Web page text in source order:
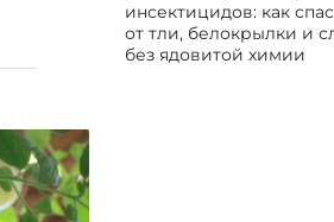
инсектицидов: как
от тли, белокрылки и
без ядовитой химии